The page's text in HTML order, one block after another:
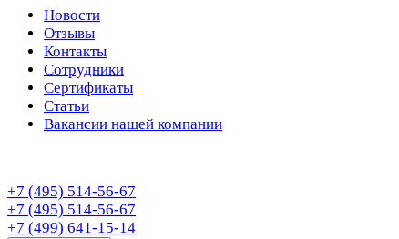
Новости
Отзывы
Контакты
Сотрудники
Сертификаты
Статьи
Вакансии нашей компании
+7 (495) 514-56-67
+7 (495) 514-56-67
+7 (499) 641-15-14